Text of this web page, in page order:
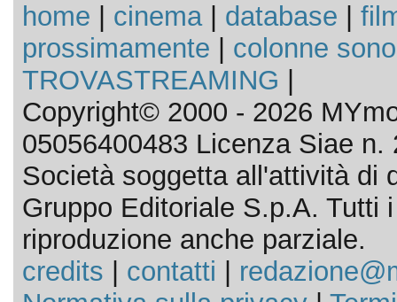
home cinema| database
prossimamente
colonne
TROVASTREAMING
Copyright© 2000 - 2026
05056400483 Licenza Siae n.
Società soggetta all'attività di
Gruppo Editoriale S.p.A. Tutti
riproduzione anche parziale.
credits
contatti